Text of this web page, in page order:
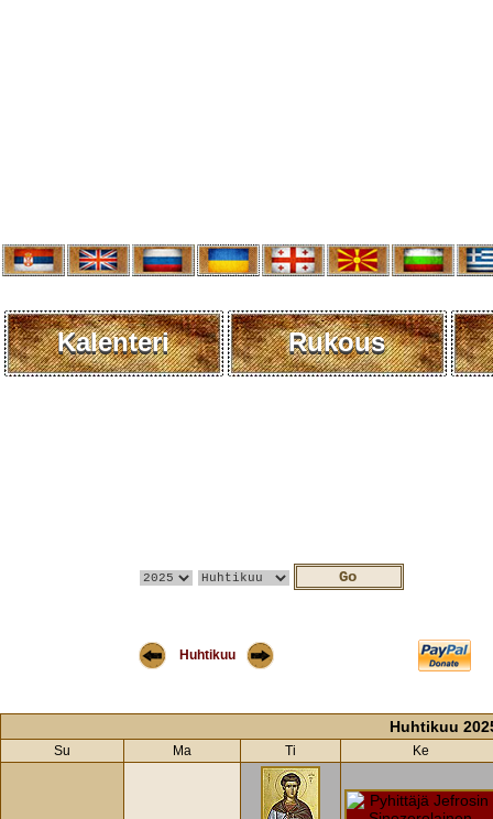
Kalenteri Rukous
Huhtikuu
Huhtikuu
Su Ma Ti Ke